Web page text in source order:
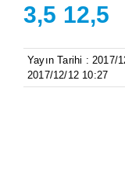
3,5 12,5
Yayın Tarihi : 2017/
2017/12/12 10:27